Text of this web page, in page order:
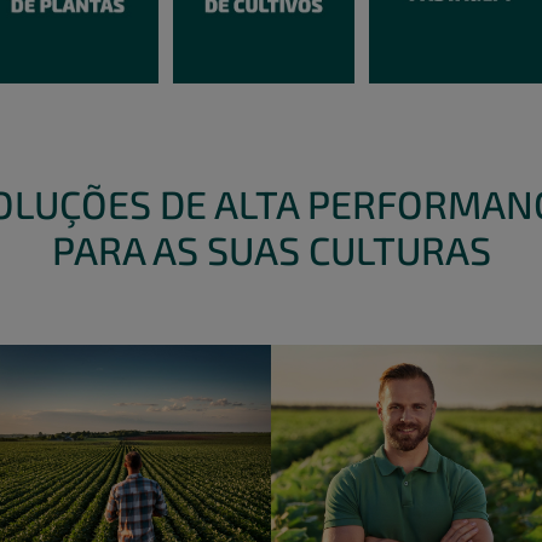
DE ALTA
PARA AS SUAS CULTURAS